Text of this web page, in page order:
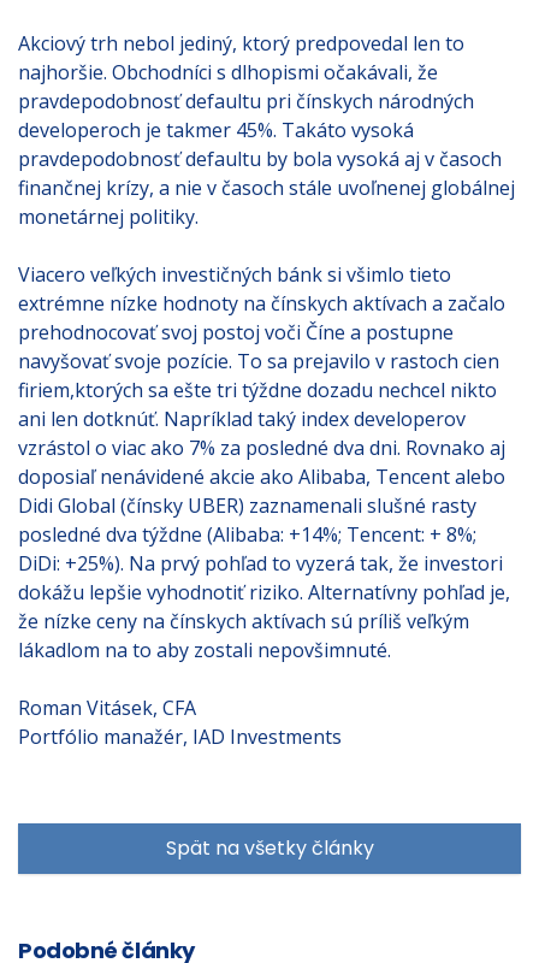
Akciový trh nebol jediný, ktorý predpovedal len to
najhoršie. Obchodníci s dlhopismi očakávali, že
pravdepodobnosť defaultu pri čínskych národných
developeroch je takmer 45%. Takáto vysoká
pravdepodobnosť defaultu by bola vysoká aj v časoch
finančnej krízy, a nie v časoch stále uvoľnenej globálnej
monetárnej politiky.
Viacero veľkých investičných bánk si všimlo tieto
extrémne nízke hodnoty na čínskych aktívach a začalo
prehodnocovať svoj postoj voči Číne a postupne
navyšovať svoje pozície. To sa prejavilo v rastoch cien
firiem,ktorých sa ešte tri týždne dozadu nechcel nikto
ani len dotknúť. Napríklad taký index developerov
vzrástol o viac ako 7% za posledné dva dni. Rovnako aj
doposiaľ nenávidené akcie ako Alibaba, Tencent alebo
Didi Global (čínsky UBER) zaznamenali slušné rasty
posledné dva týždne (Alibaba: +14%; Tencent: + 8%;
DiDi: +25%). Na prvý pohľad to vyzerá tak, že investori
dokážu lepšie vyhodnotiť riziko. Alternatívny pohľad je,
že nízke ceny na čínskych aktívach sú príliš veľkým
lákadlom na to aby zostali nepovšimnuté.
Roman Vitásek, CFA
Portfólio manažér, IAD Investments
Spät na všetky články
Podobné články